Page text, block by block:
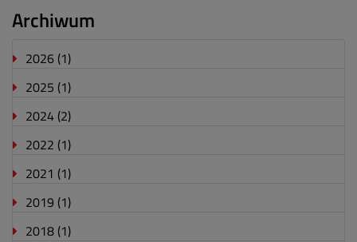
Archiwum
2026 (1)
2025 (1)
2024 (2)
2022 (1)
2021 (1)
2019 (1)
2018 (1)